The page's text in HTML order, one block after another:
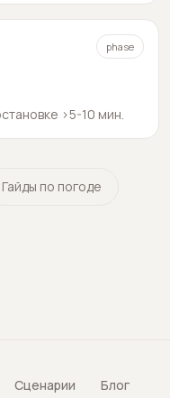
phase
>5-10 мин.
Гайды по погоде
Сценарии Блог